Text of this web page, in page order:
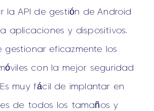
la API de gestión de Android
aplicaciones y dispositivos.
gestionar eficazmente los
con la mejor seguridad
muy fácil de implantar en
de todos los tamaños y